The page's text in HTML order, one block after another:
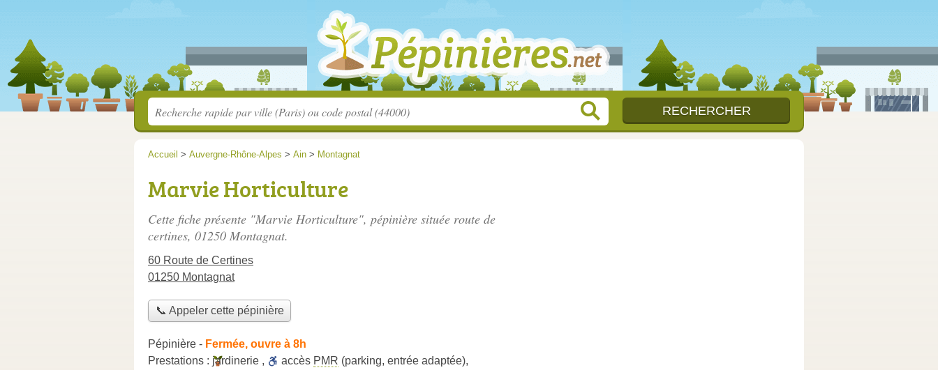
Accueil > Auvergne-Rhône-Alpes > Ain > Montagnat
Marvie Horticulture
Cette fiche présente "Marvie Horticulture", pépinière située route de
certines, 01250 Montagnat.
60 Route de Certines
01250 Montagnat
📞 Appeler cette pépinière
Pépinière - Fermée, ouvre à 8h
Prestations : jardinerie , accès PMR (parking, entrée adaptée),